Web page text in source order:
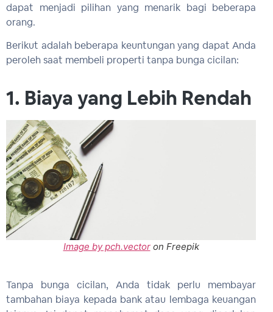
dapat menjadi pilihan yang menarik bagi beberapa
orang.
Berikut adalah beberapa keuntungan yang dapat Anda
peroleh saat membeli properti tanpa bunga cicilan:
1. Biaya yang Lebih Rendah
Image by pch.vectoron Freepik
Tanpa bunga cicilan, Anda tidak perlu membayar
tambahan biaya kepada bank atau lembaga keuangan